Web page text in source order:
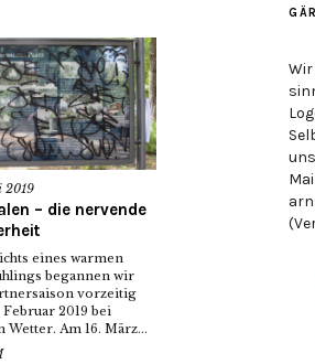
2019
– die nervende
eines warmen
begannen wir
vorzeitig
Februar 2019 bei
Wetter. Am 16. März...